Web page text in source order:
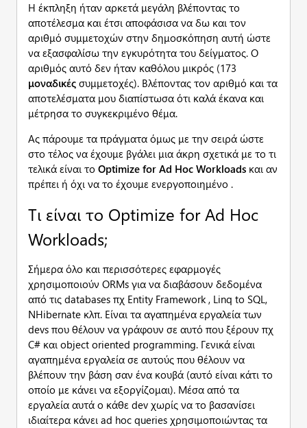
Η έκπληξη ήταν αρκετά μεγάλη βλέποντας το
αποτέλεσμα και έτσι αποφάσισα να δω και τον
αριθμό συμμετοχών στην δημοσκόπηση αυτή ώστε
να εξασφαλίσω την εγκυρότητα του δείγματος. Ο
αριθμός αυτό δεν ήταν καθόλου μικρός (173
μοναδικές συμμετοχές). Βλέποντας τον αριθμό και τα
αποτελέσματα μου διαπίστωσα ότι καλά έκανα και
μέτρησα το συγκεκριμένο θέμα.
Ας πάρουμε τα πράγματα όμως με την σειρά ώστε
στο τέλος να έχουμε βγάλει μια άκρη σχετικά με το τι
τελικά είναι το Optimize for Ad Hoc Workloads και αν
πρέπει ή όχι να το έχουμε ενεργοποιημένο .
Τι είναι το Optimize for Ad Hoc
Workloads;
Σήμερα όλο και περισσότερες εφαρμογές
χρησιμοποιούν ORMs για να διαβάσουν δεδομένα
από τις databases πχ Entity Framework , Linq to SQL,
NHibernate κλπ. Είναι τα αγαπημένα εργαλεία των
devs που θέλουν να γράφουν σε αυτό που ξέρουν πχ
C# και object oriented programming. Γενικά είναι
αγαπημένα εργαλεία σε αυτούς που θέλουν να
βλέπουν την βάση σαν ένα κουβά (αυτό είναι κάτι το
οποίο με κάνει να εξοργίζομαι). Μέσα από τα
εργαλεία αυτά ο κάθε dev χωρίς να το βασανίσει
ιδιαίτερα κάνει ad hoc queries χρησιμοποιώντας τα